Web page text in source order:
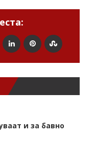
и за бавно